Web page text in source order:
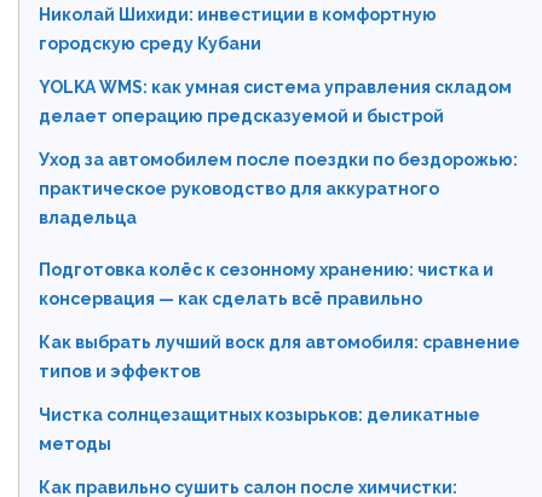
Николай Шихиди: инвестиции в комфортную
городскую среду Кубани
YOLKA WMS: как умная система управления складом
делает операцию предсказуемой и быстрой
Уход за автомобилем после поездки по бездорожью:
практическое руководство для аккуратного
владельца
Подготовка колёс к сезонному хранению: чистка и
консервация — как сделать всё правильно
Как выбрать лучший воск для автомобиля: сравнение
типов и эффектов
Чистка солнцезащитных козырьков: деликатные
методы
Как правильно сушить салон после химчистки: